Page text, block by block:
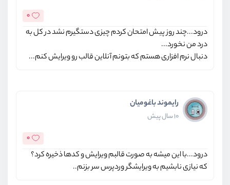
0
درود...چند روز پیش امتحان کردم چیزی دستگیرم نشد در کل به
درد من نخورد...
دنبال نرم افزاری هستم که بتونم آنلاین قالب رو ویرایش کنم...
رایموند باغومیان
10 سال پیش
0
درود...با این میشه به صورت قالبم ویرایش و کدها ذخیره کرد؟
که نیازی نابشیم به ویرایشگر وردپرس سر بزنم..